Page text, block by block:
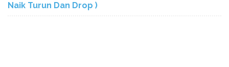
Naik Turun Dan Drop )